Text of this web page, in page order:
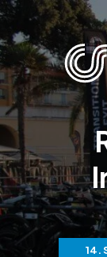
14.